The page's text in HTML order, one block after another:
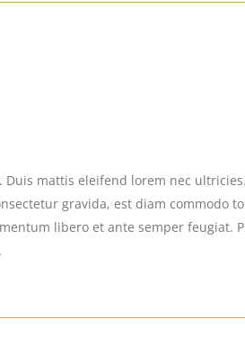
mattis eleifend lorem nec
gravida, est diam commodo
libero et ante semper feugiat.